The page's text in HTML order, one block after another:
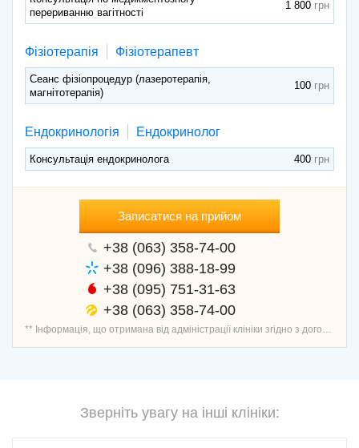
перериванню вагітності
1 800
Фізіотерапія Фізіотерапевт
Сеанс фізіопроцедур (лазеротерапія,
магнітотерапія)
100
Ендокринологія Ендокринолог
Консультація ендокринолога 400
Записатися на прийом
+38 (063) 358-74-00
+38 (096) 388-18-99
+38 (095) 751-31-63
+38 (063) 358-74-00
Зверніть увагу на інші клініки: